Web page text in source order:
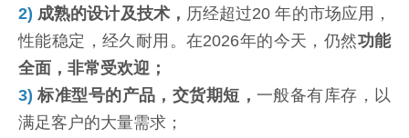
2) 成熟的设计及技术， 历经超过20 年的市场应用，
性能稳定，经久耐用。在2026年的今天，仍然功能
全面，非常受欢迎；
3)标准型号的产品，交货期短， 一般备有库存，以
满足客户的大量需求；